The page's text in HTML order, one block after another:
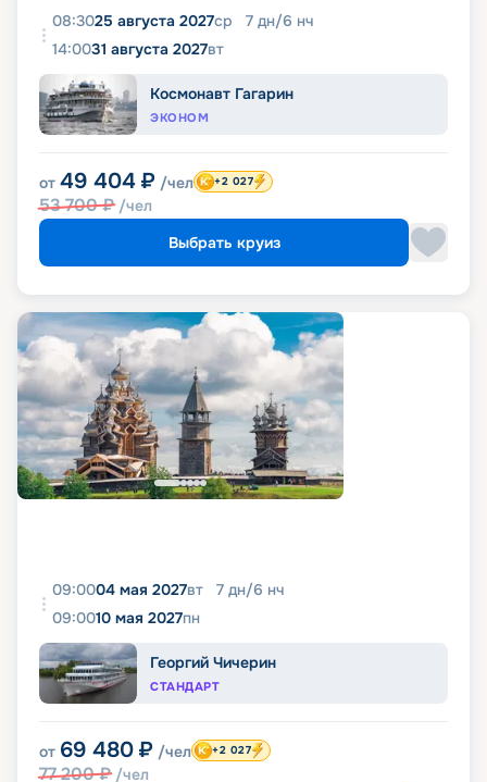
08:3025 августа 2027ср 7 дн/6 нч
14:0031 августа 2027вт
Космонавт Гагарин
ЭКОНОМ
от 49 404 ₽ /чел
53 700₽ /чел
+2 027
Выбрать круиз
09:0004 мая 2027вт 7 дн/6 нч
09:0010 мая 2027пн
Георгий Чичерин
СТАНДАРТ
от 69 480 ₽ /чел
77 200₽ /чел
+2 027